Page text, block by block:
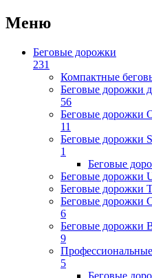
Меню
Беговые дорожки
231
Компактные
Беговые дорожки
56
Беговые дорожки
11
Беговые дорожки
1
Беговые
Беговые дорожки
Беговые дорожки
Беговые дорожки
6
Беговые дорожки
9
5
Беговые